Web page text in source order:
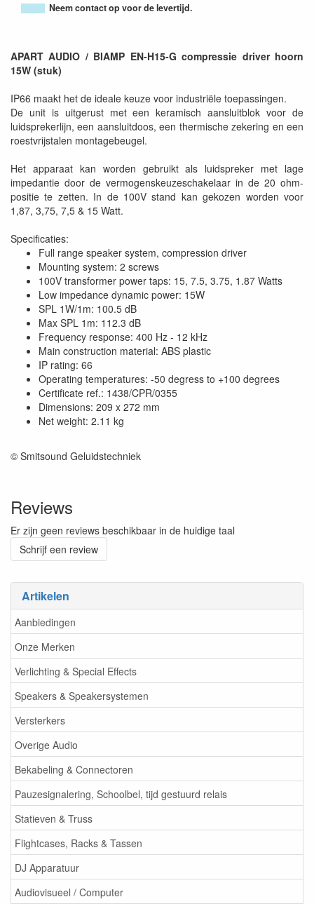
Artikelen
Aanbiedingen
Onze Merken
Verlichting & Special Effects
Speakers & Speakersystemen
Versterkers
Overige Audio
Bekabeling & Connectoren
Pauzesignalering, Schoolbel, tijd gestuurd relais
Statieven & Truss
Flightcases, Racks & Tassen
DJ Apparatuur
Audiovisueel / Computer
Neem contact op voor de levertijd.
APART AUDIO / BIAMP EN-H15-G compressie driver hoorn
15W (stuk)
IP66 maakt het de ideale keuze voor industriële toepassingen.
De unit is uitgerust met een keramisch aansluitblok voor de
luidsprekerlijn, een aansluitdoos, een thermische zekering en een
roestvrijstalen montagebeugel.
Het apparaat kan worden gebruikt als luidspreker met lage
impedantie door de vermogenskeuzeschakelaar in de 20 ohm-
positie te zetten. In de 100V stand kan gekozen worden voor
1,87, 3,75, 7,5 & 15 Watt.
Specificaties:
Full range speaker system, compression driver
Mounting system: 2 screws
100V transformer power taps: 15, 7.5, 3.75, 1.87 Watts
Low impedance dynamic power: 15W
SPL 1W/1m: 100.5 dB
Max SPL 1m: 112.3 dB
Frequency response: 400 Hz - 12 kHz
Main construction material: ABS plastic
IP rating: 66
Operating temperatures: -50 degress to +100 degrees
Certificate ref.: 1438/CPR/0355
Dimensions: 209 x 272 mm
Net weight: 2.11 kg
© Smitsound Geluidstechniek
Reviews
Er zijn geen reviews beschikbaar in de huidige taal
Schrijf een review